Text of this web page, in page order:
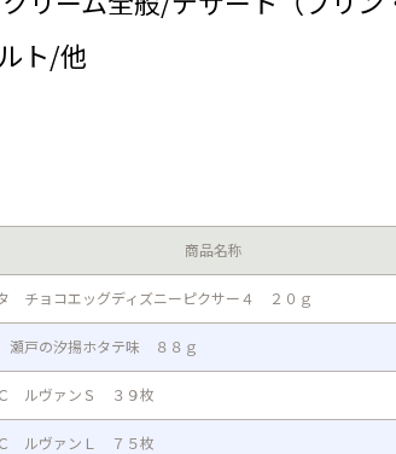
ト/他
商品名称
チョコエッグディズニーピクサー４ ２０ｇ
戸の汐揚ホタテ味 ８８ｇ
ルヴァンＳ ３９枚
ルヴァンＬ ７５枚